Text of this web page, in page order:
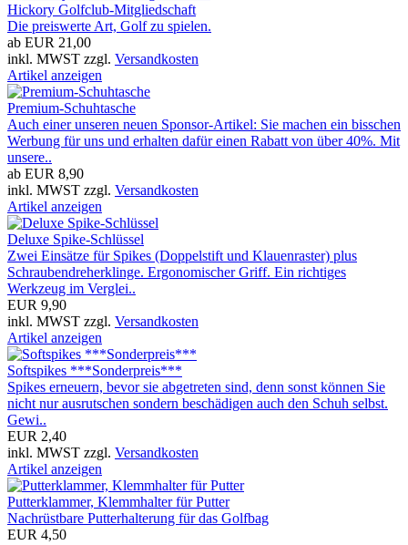
Hickory Golfclub-Mitgliedschaft
Die preiswerte Art, Golf zu spielen.
ab EUR 21,00
inkl. MWST zzgl. Versandkosten
Artikel anzeigen
Premium-Schuhtasche
Auch einer unseren neuen Sponsor-Artikel: Sie machen ein bisschen
Werbung für uns und erhalten dafür einen Rabatt von über 40%. Mit
unsere..
ab EUR 8,90
inkl. MWST zzgl. Versandkosten
Artikel anzeigen
Deluxe Spike-Schlüssel
Zwei Einsätze für Spikes (Doppelstift und Klauenraster) plus
Schraubendreherklinge. Ergonomischer Griff. Ein richtiges
Werkzeug im Verglei..
EUR 9,90
inkl. MWST zzgl. Versandkosten
Artikel anzeigen
Softspikes ***Sonderpreis***
Spikes erneuern, bevor sie abgetreten sind, denn sonst können Sie
nicht nur ausrutschen sondern beschädigen auch den Schuh selbst.
Gewi..
EUR 2,40
inkl. MWST zzgl. Versandkosten
Artikel anzeigen
Putterklammer, Klemmhalter für Putter
Nachrüstbare Putterhalterung für das Golfbag
EUR 4,50